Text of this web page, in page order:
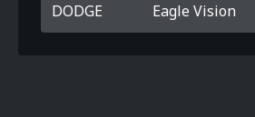
DODGE Eagle Vision